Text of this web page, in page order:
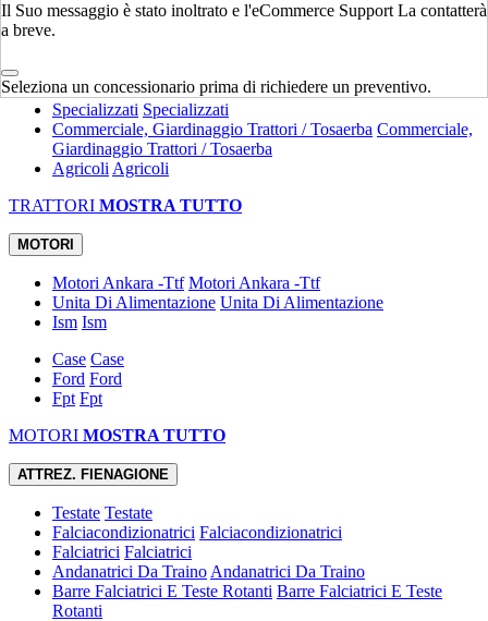
Il Suo messaggio è stato inoltrato e l'eCommerce Support La contatterà
a breve.
Seleziona un concessionario prima di richiedere un preventivo.
Utility Utility
Attrezzature
Specializzati Specializzati
Commerciale, Giardinaggio Trattori / Tosaerba Commerciale,
Giardinaggio Trattori / Tosaerba
Agricoli Agricoli
TRATTORI MOSTRA TUTTO
MOTORI
Motori Ankara -Ttf Motori Ankara -Ttf
Unita Di Alimentazione Unita Di Alimentazione
Ism Ism
Case Case
Ford Ford
Fpt Fpt
MOTORI MOSTRA TUTTO
ATTREZ. FIENAGIONE
Testate Testate
Falciacondizionatrici Falciacondizionatrici
Falciatrici Falciatrici
Andanatrici Da Traino Andanatrici Da Traino
Barre Falciatrici E Teste Rotanti Barre Falciatrici E Teste
Rotanti